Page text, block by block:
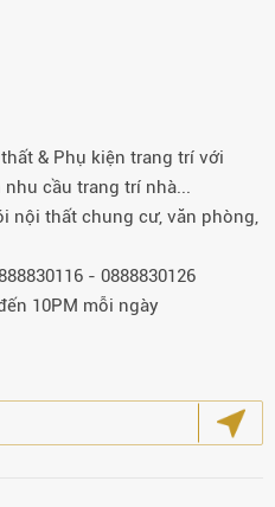
& Phụ kiện trang trí với
cầu trang trí nhà...
nội thất chung cư, văn phòng,
- 0888830126
10PM mỗi ngày